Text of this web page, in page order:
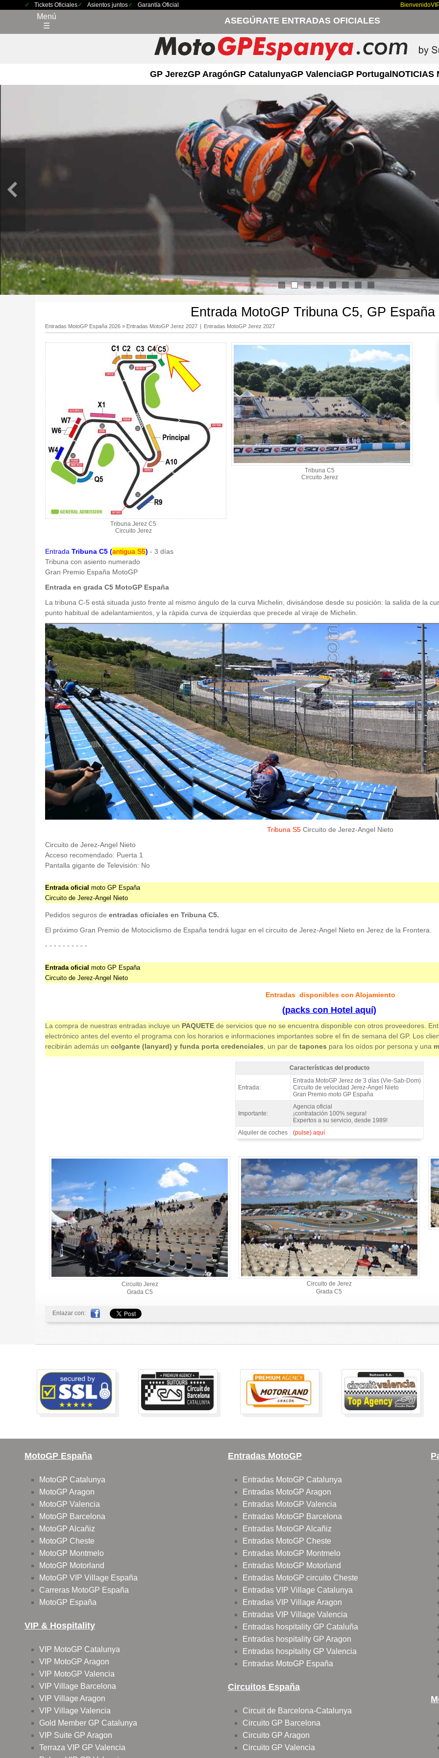
Tickets Oficiales Asientos juntos Garantía Oficial Bienvenido
Menú
☰
ASEGÚRATE ENTRADAS OFICIALES
GP JerezGP AragónGP CatalunyaGP ValenciaGP PortugalNOTICIAS
1 3 4
Entrada MotoGP Tribuna C5, GP España
Entradas MotoGP España 2026 » Entradas MotoGP Jerez 2027 | Entradas MotoGP Jerez 2027
Tribuna Jerez C5
Circuito Jerez
Tribuna C5
Circuito Jerez
Entrada Tribuna C5 (antigua S5) - 3 días
Tribuna con asiento numerado
Gran Premio España MotoGP
Entrada en grada C5 MotoGP España
La tribuna C-5 está situada justo frente al mismo ángulo de la curva Michelin, divisándose desde su posición: la salida de la
punto habitual de adelantamientos, y la rápida curva de izquierdas que precede al viraje de Michelin.
Tribuna S5 Circuito de Jerez-Angel Nieto
Circuito de Jerez-Angel Nieto
Acceso recomendado: Puerta 1
Pantalla gigante de Televisión: No
Entrada oficial moto GP España
Circuito de Jerez-Angel Nieto
Pedidos seguros de entradas oficiales en Tribuna C5.
El próximo Gran Premio de Motociclismo de España tendrá lugar en el circuito de Jerez-Angel Nieto en Jerez de la Frontera.
- - - - - - - - - -
Entrada oficial moto GP España
Circuito de Jerez-Angel Nieto
Entradas disponibles con Alojamiento
(packs con Hotel aquí)
La compra de nuestras entradas incluye un PAQUETE de servicios que no se encuentra disponible con otros proveedores.
electrónico antes del evento el programa con los horarios e informaciones importantes sobre el fin de semana del GP. Los
recibirán además un colgante (lanyard) y funda porta credenciales, un par de tapones para los oídos por persona y una
Entrada MotoGP Tribuna C5, GP España 2027 - Características del producto
Características del producto
Entrada:
Entrada MotoGP Jerez de 3 días (Vie-Sab-Dom)
Circuito de velocidad Jerez-Angel Nieto
Gran Premio moto GP España
Importante:
Agencia oficial
¡contratación 100% segura!
Expertos a su servicio, desde 1989!
Alquiler de coches
(pulse) aquí
Circuito Jerez
Grada C5
Circuito de Jerez
Grada C5
Enlazar con:
MotoGP España
MotoGP Catalunya
MotoGP Aragon
MotoGP Valencia
MotoGP Barcelona
MotoGP Alcañiz
MotoGP Cheste
MotoGP Montmelo
MotoGP Motorland
MotoGP VIP Village España
Carreras MotoGP España
MotoGP España
VIP & Hospitality
VIP MotoGP Catalunya
VIP MotoGP Aragon
VIP MotoGP Valencia
VIP Village Barcelona
VIP Village Aragon
VIP Village Valencia
Gold Member GP Catalunya
VIP Suite GP Aragon
Terraza VIP GP Valencia
Entradas MotoGP
Entradas MotoGP Catalunya
Entradas MotoGP Aragon
Entradas MotoGP Valencia
Entradas MotoGP Barcelona
Entradas MotoGP Alcañiz
Entradas MotoGP Cheste
Entradas MotoGP Montmelo
Entradas MotoGP Motorland
Entradas MotoGP circuito Cheste
Entradas VIP Village Catalunya
Entradas VIP Village Aragon
Entradas VIP Village Valencia
Entradas hospitality GP Cataluña
Entradas hospitality GP Aragon
Entradas hospitality GP Valencia
Entradas MotoGP España
Circuitos España
Circuit de Barcelona-Catalunya
Circuito GP Barcelona
Circuito GP Aragon
Circuito GP Valencia